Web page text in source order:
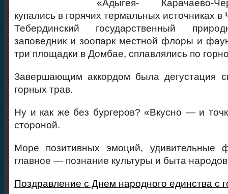
«Адыгея- Карачаево-
купались в горячих термальных источниках в
Тебердинский государственный
заповедник и зоопарк местной флоры и
три площадки в Домбае, сплавлялись по
Завершающим аккордом была дегустация
горных трав.
Ну и как же без бургеров? «Вкусно — и
стороной.
Море позитивных эмоций, удивительные
главное — познание культуры и быта
Поздравление с Днем народного единства с